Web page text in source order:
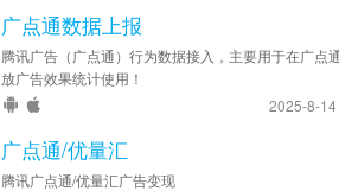
广点通数据上报
腾讯广告（广点通）行为数据接入，主要用于在广点
放广告效果统计使用！
2025-8-
广点通/优量汇
腾讯广点通/优量汇广告变现